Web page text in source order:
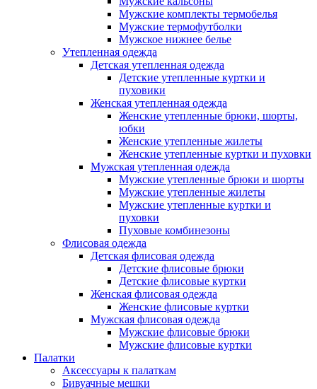
Мужские комплекты термобелья
Мужские термофутболки
Мужское нижнее белье
Утепленная одежда
Детская утепленная одежда
Детские утепленные куртки и
пуховики
Женская утепленная одежда
Женские утепленные брюки, шорты,
юбки
Женские утепленные жилеты
Женские утепленные куртки и пуховки
Мужская утепленная одежда
Мужские утепленные брюки и шорты
Мужские утепленные жилеты
Мужские утепленные куртки и
пуховки
Пуховые комбинезоны
Флисовая одежда
Детская флисовая одежда
Детские флисовые брюки
Детские флисовые куртки
Женская флисовая одежда
Женские флисовые куртки
Мужская флисовая одежда
Мужские флисовые брюки
Мужские флисовые куртки
Палатки
Аксессуары к палаткам
Бивуачные мешки